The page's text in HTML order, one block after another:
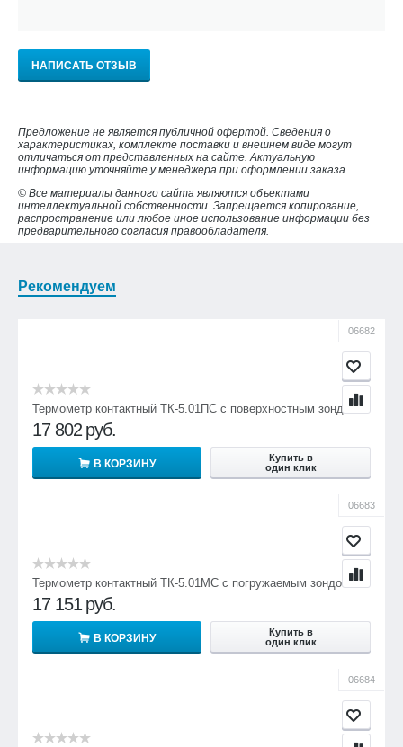
НАПИСАТЬ ОТЗЫВ
Предложение не является публичной офертой. Сведения о
характеристиках, комплекте поставки и внешнем виде могут
отличаться от представленных на сайте. Актуальную
информацию уточняйте у менеджера при оформлении заказа.
© Все материалы данного сайта являются объектами
интеллектуальной собственности. Запрещается копирование,
распространение или любое иное использование информации без
предварительного согласия правообладателя.
Рекомендуем
06682
Термометр контактный ТК-5.01ПC с поверхностным зондом
17 802 руб.
В КОРЗИНУ
Купить в
один клик
06683
Термометр контактный ТК-5.01МC с погружаемым зондом
17 151 руб.
В КОРЗИНУ
Купить в
один клик
06684